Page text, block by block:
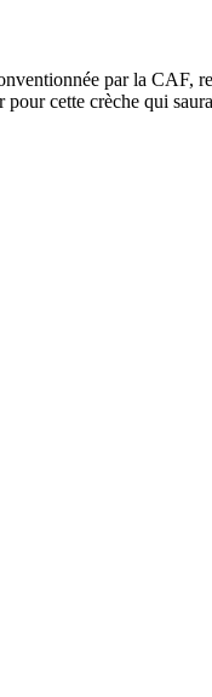
par la CAF,
cette crèche qui